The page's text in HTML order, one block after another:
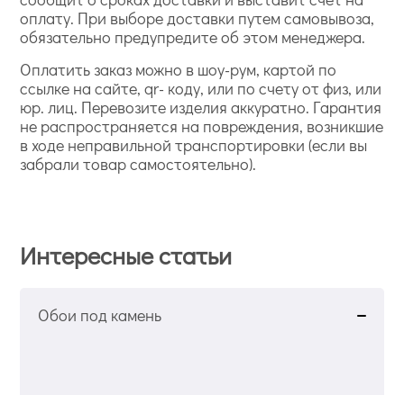
оплату. При выборе доставки путем самовывоза,
обязательно предупредите об этом менеджера.
Оплатить заказ можно в шоу-рум, картой по
ссылке на сайте, qr- коду, или по счету от физ, или
юр. лиц. Перевозите изделия аккуратно. Гарантия
не распространяется на повреждения, возникшие
в ходе неправильной транспортировки (если вы
забрали товар самостоятельно).
Интересные статьи
Обои под камень